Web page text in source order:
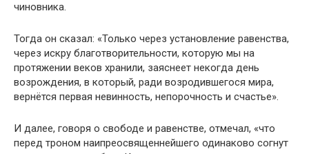
чиновника.
Тогда он сказал: «Только через установление равенства,
через искру благотворительности, которую мы на
протяжении веков хранили, заяснеет некогда день
возрождения, в который, ради возродившегося мира,
вернётся первая невинность, непорочность и счастье».
И далее, говоря о свободе и равенстве, отмечал, «что
перед троном наипреосвященнейшего одинаково согнут